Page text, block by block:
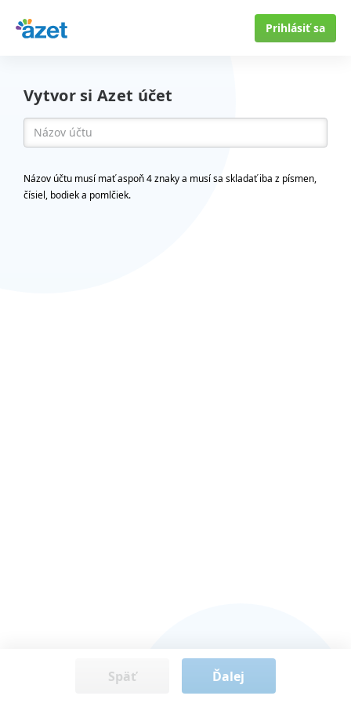
Prihlásiť sa
Vytvor si Azet účet
Názov účtu musí mať aspoň 4 znaky a musí sa skladať iba z písmen,
čísiel, bodiek a pomlčiek.